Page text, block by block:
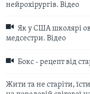
нейрохірургів. Відео
Як у США школярі
медсестри. Відео
Бокс - рецепт від
Жити та не старіти,